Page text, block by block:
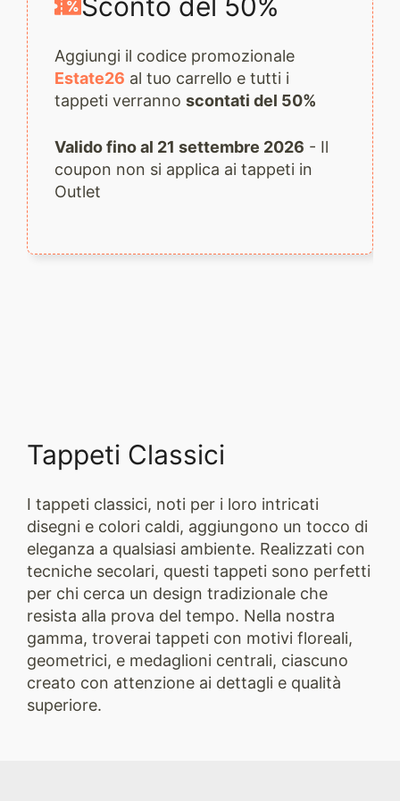
Aggiungi il codice promozionale
Estate26 al tuo carrello e tutti i
tappeti verranno scontati del 50%
Valido fino al 21 settembre 2026 - Il
coupon non si applica ai tappeti in
Outlet
Tappeti Classici
I tappeti classici, noti per i loro intricati
disegni e colori caldi, aggiungono un tocco di
eleganza a qualsiasi ambiente. Realizzati con
tecniche secolari, questi tappeti sono perfetti
per chi cerca un design tradizionale che
resista alla prova del tempo. Nella nostra
gamma, troverai tappeti con motivi floreali,
geometrici, e medaglioni centrali, ciascuno
creato con attenzione ai dettagli e qualità
superiore.